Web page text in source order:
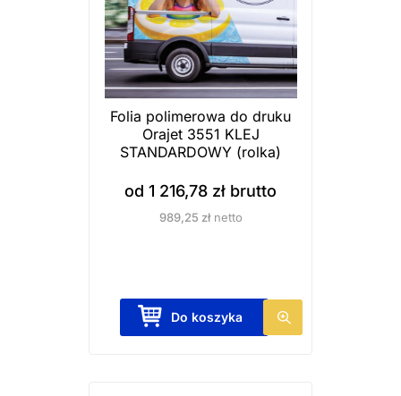
Folia polimerowa do druku
Orajet 3551 KLEJ
STANDARDOWY (rolka)
od 1 216,78 zł brutto
989,25 złnetto
Do koszyka